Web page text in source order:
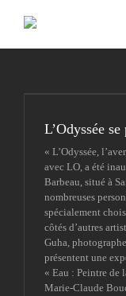
L’Odyssée
« L’Odyssée,
avec LO, a été
Barbeau, situé à
nombreuses
spécialement
côtés d’autres
Guha,
présentent une
« Eau : Peintre de
Marie-Claude